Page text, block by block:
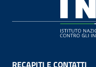
RECAPITI E CONTATTI